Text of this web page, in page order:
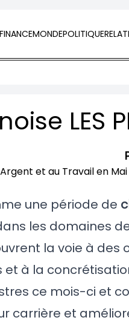
MONDEPOLITIQUE
une période de
les domaines de
la voie à des
et à la
ce mois-ci et
carrière et